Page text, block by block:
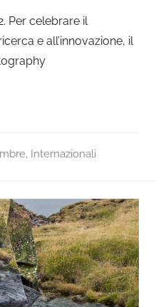
Per celebrare il
e all’innovazione, il
, Internazionali